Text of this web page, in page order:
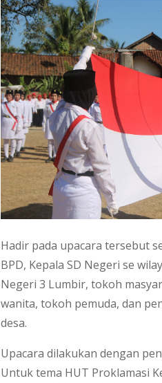
Hadir pada upacara tersebut
BPD, Kepala SD Negeri se
Negeri 3 Lumbir, tokoh
wanita, tokoh pemuda, dan
desa.
Upacara dilakukan dengan
Untuk tema HUT Proklamasi